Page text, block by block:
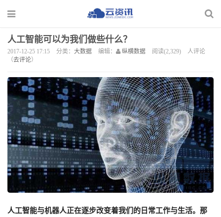
人工智能可以为我们做些什么？
2017-12-25 17:15 分类： 大数据 编辑： 纵横数据 阅读(2,329)
人评论
（去评论）
人工智能与机器人正在逐步改变着我们的日常工作与生活。那